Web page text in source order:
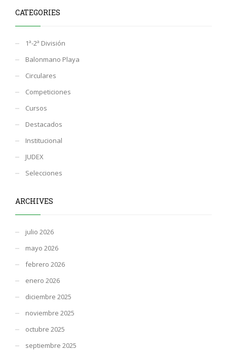
CATEGORIES
1ª-2ª División
Balonmano Playa
Circulares
Competiciones
Cursos
Destacados
Institucional
JUDEX
Selecciones
ARCHIVES
julio 2026
mayo 2026
febrero 2026
enero 2026
diciembre 2025
noviembre 2025
octubre 2025
septiembre 2025